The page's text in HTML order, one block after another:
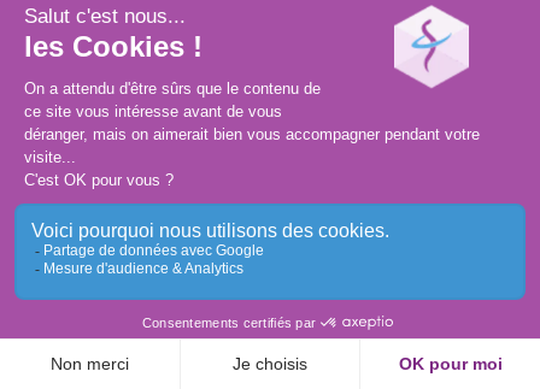
Conception et réalisation :
MEDIWEB
Mentions légales
ASSISTANT(E)S
GRAND PUBLIC